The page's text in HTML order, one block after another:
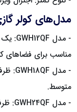
مدل‌های کولر
مناسب برای فضاهای
متوسط.